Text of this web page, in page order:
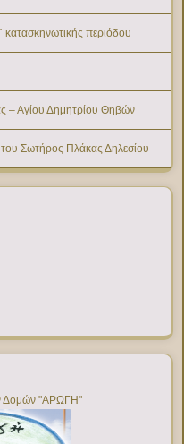
κατασκηνωτικής περιόδου
– Αγίου Δημητρίου Θηβών
Σωτήρος Πλάκας Δηλεσίου
Δομών "ΑΡΩΓΗ"